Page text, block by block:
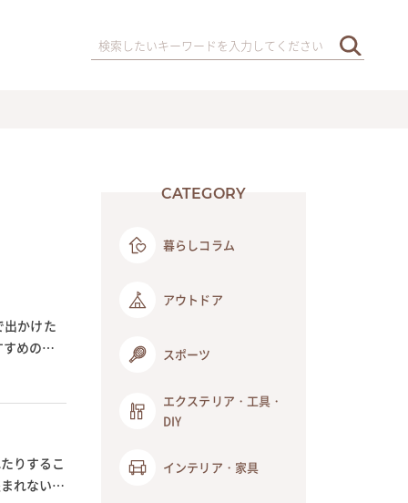
かけた
めの置
りするこ
れないか
CATEGORY
暮らしコラム
アウトドア
スポーツ
エクステリア・工具・
DIY
インテリア・家具